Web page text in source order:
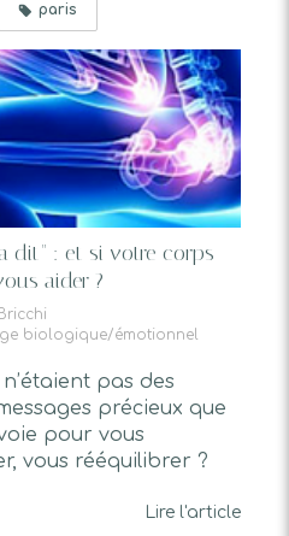
paris
dit" : et si votre corps
aider ?
biologique/émotionnel
pas des
précieux que
pour vous
vous rééquilibrer ?
Lire l'article